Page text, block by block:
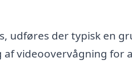
udføres der typisk en
videoovervågning for